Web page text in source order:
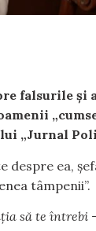
falsurile și
„Jurnal
ea,
tâmpenii”.
să te întrebi